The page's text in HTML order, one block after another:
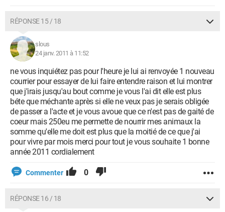
RÉPONSE 15 / 18
slous
24 janv. 2011 à 11:52
ne vous inquiétez pas pour l'heure je lui ai renvoyée 1 nouveau
courrier pour essayer de lui faire entendre raison et lui montrer
que j'irais jusqu'au bout comme je vous l'ai dit elle est plus
béte que méchante après si elle ne veux pas je serais obligée
de passer a l'acte et je vous avoue que ce n'est pas de gaité de
coeur mais 250eu me permette de nourrir mes animaux la
somme qu'elle me doit est plus que la moitié de ce que j'ai
pour vivre par mois merci pour tout je vous souhaite 1 bonne
année 2011 cordialement
Commenter 0
RÉPONSE 16 / 18